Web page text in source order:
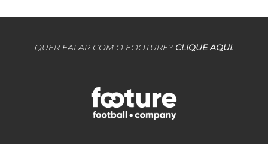
QUER FALAR COM O FOOTURE? CLIQUE AQUI.